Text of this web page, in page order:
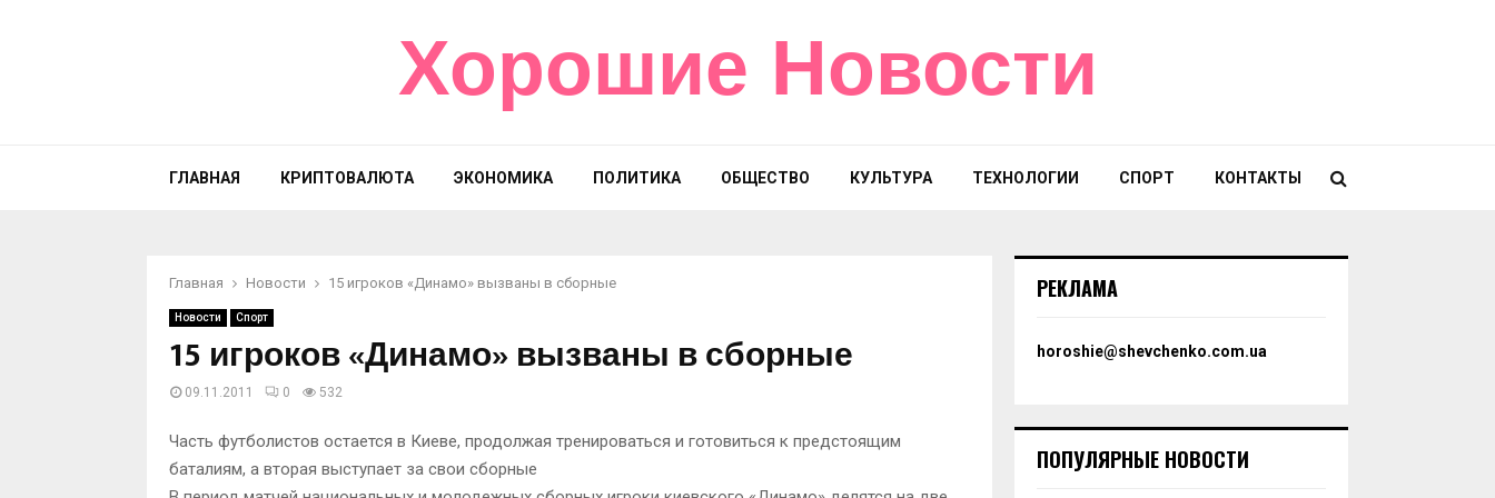
Хорошие Новости
ГЛАВНАЯ КРИПТОВАЛЮТА ЭКОНОМИКА ПОЛИТИКА ОБЩЕСТВО КУЛЬТУРА ТЕХНОЛОГИИ СПОРТ КОНТАКТЫ
Главная Новости 15 игроков «Динамо» вызваны в сборные
Новости Спорт
15 игроков «Динамо» вызваны в сборные
09.11.2011 0 532
Часть футболистов остается в Киеве, продолжая тренироваться и готовиться к предстоящим
баталиям, а вторая выступает за свои сборные
РЕКЛАМА
horoshie@shevchenko.com.ua
ПОПУЛЯРНЫЕ НОВОСТИ